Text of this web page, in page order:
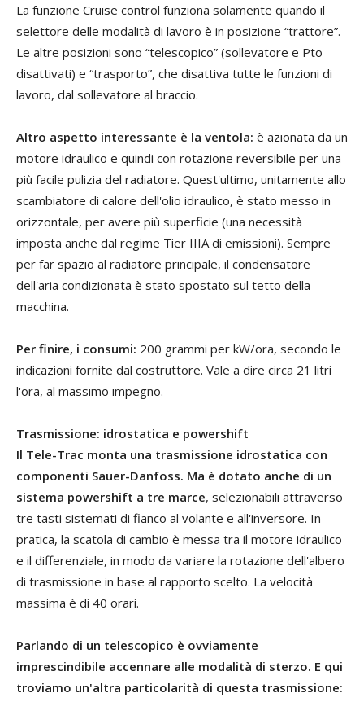
La funzione Cruise control funziona solamente quando il
selettore delle modalità di lavoro è in posizione “trattore”.
Le altre posizioni sono “telescopico” (sollevatore e Pto
disattivati) e “trasporto”, che disattiva tutte le funzioni di
lavoro, dal sollevatore al braccio.
Altro aspetto interessante è la ventola: è azionata da un
motore idraulico e quindi con rotazione reversibile per una
più facile pulizia del radiatore. Quest'ultimo, unitamente allo
scambiatore di calore dell'olio idraulico, è stato messo in
orizzontale, per avere più superficie (una necessità
imposta anche dal regime Tier IIIA di emissioni). Sempre
per far spazio al radiatore principale, il condensatore
dell'aria condizionata è stato spostato sul tetto della
macchina.
Per finire, i consumi: 200 grammi per kW/ora, secondo le
indicazioni fornite dal costruttore. Vale a dire circa 21 litri
l'ora, al massimo impegno.
Trasmissione: idrostatica e powershift
Il Tele-Trac monta una trasmissione idrostatica con
componenti Sauer-Danfoss. Ma è dotato anche di un
sistema powershift a tre marce, selezionabili attraverso
tre tasti sistemati di fianco al volante e all'inversore. In
pratica, la scatola di cambio è messa tra il motore idraulico
e il differenziale, in modo da variare la rotazione dell'albero
di trasmissione in base al rapporto scelto. La velocità
massima è di 40 orari.
Parlando di un telescopico è ovviamente
imprescindibile accennare alle modalità di sterzo. E qui
troviamo un'altra particolarità di questa trasmissione: